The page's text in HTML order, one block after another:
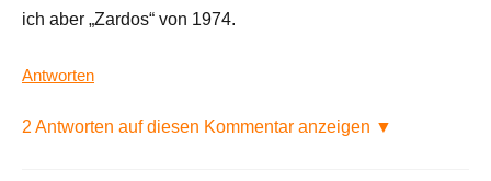
ich aber „Zardos“ von 1974.
Antworten
2 Antworten auf diesen Kommentar anzeigen ▼